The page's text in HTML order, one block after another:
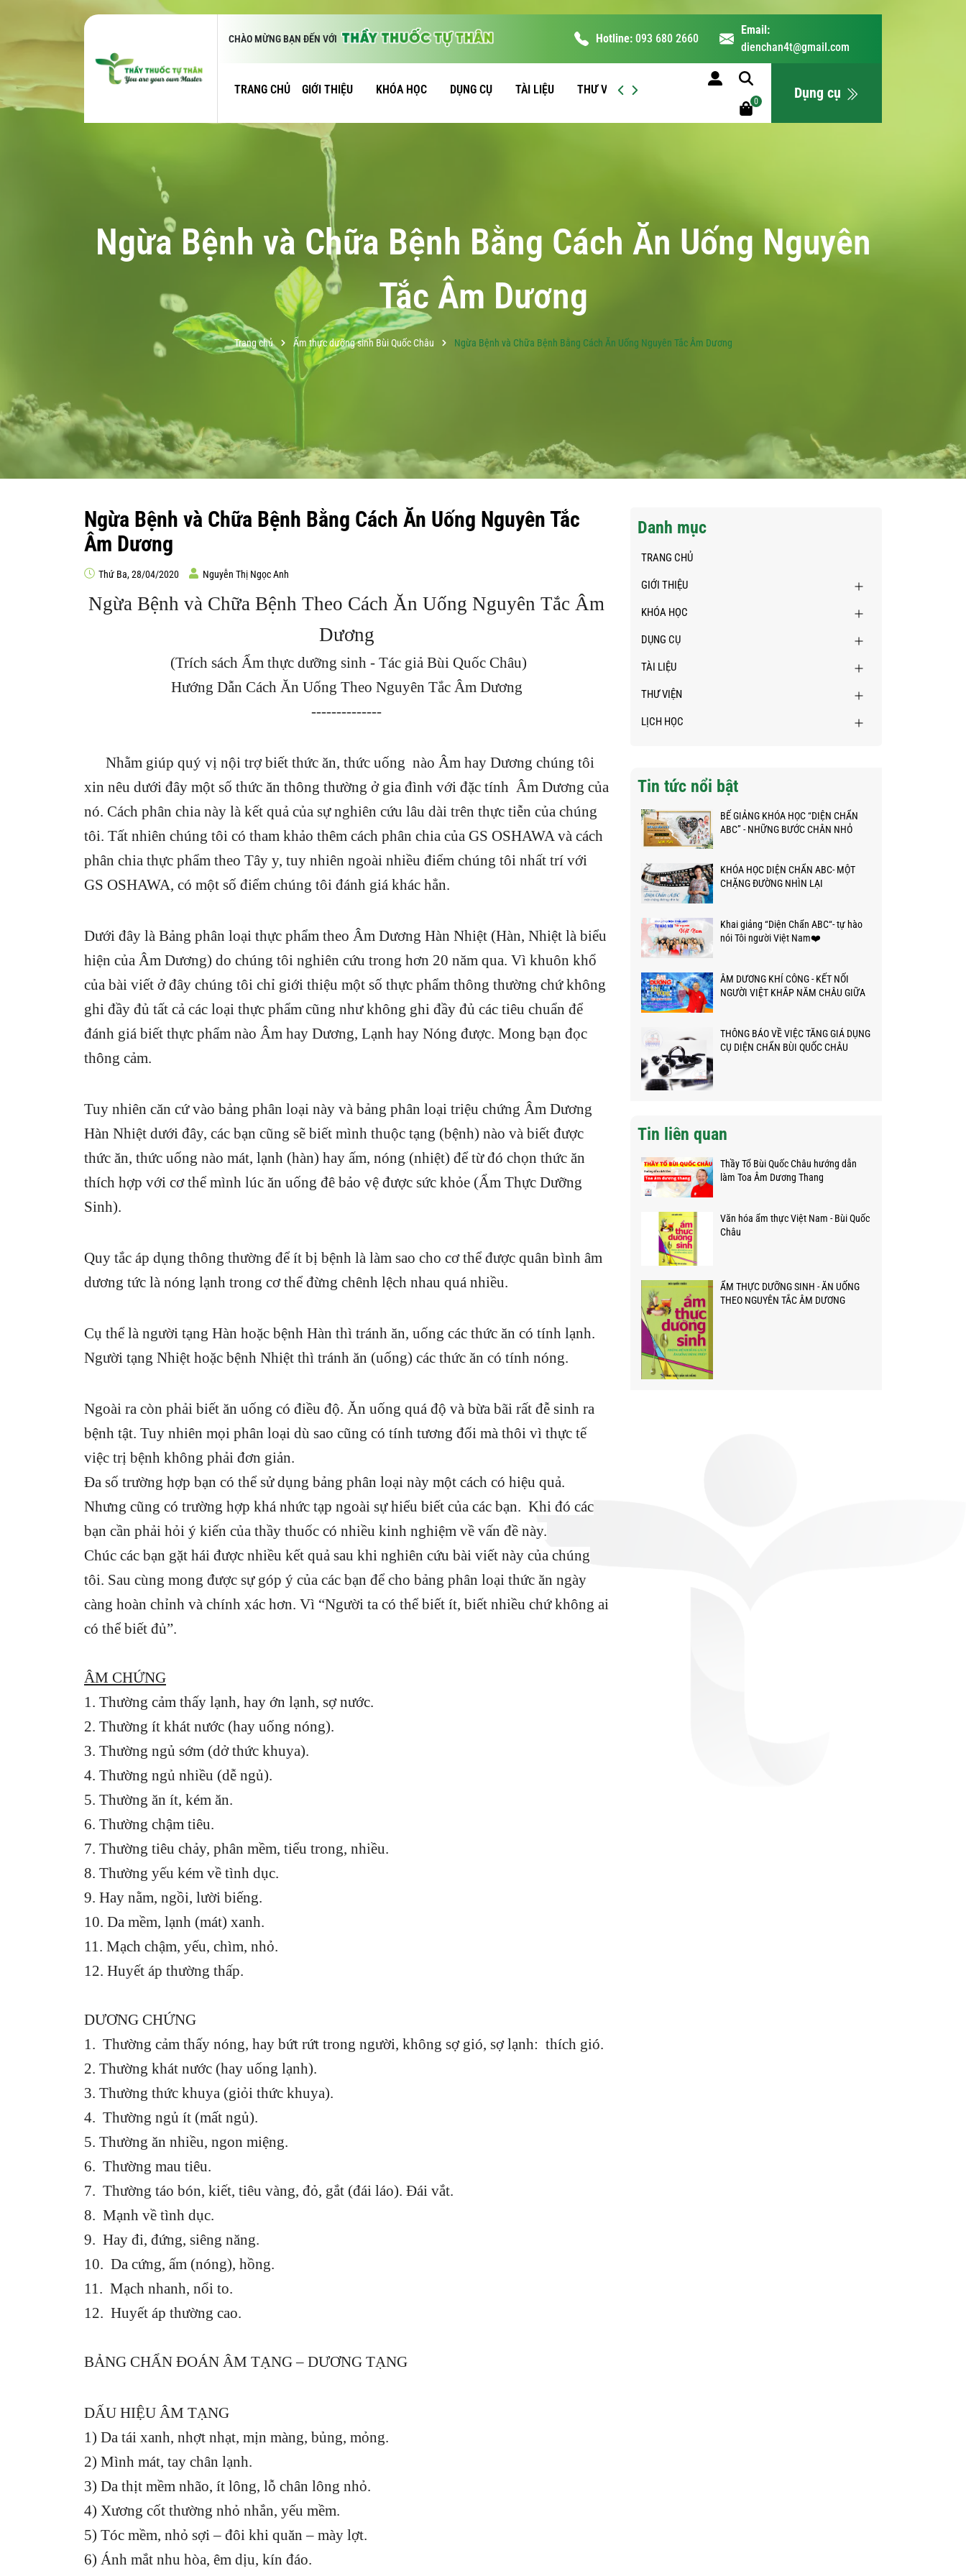
CHÀO MỪNG BẠN ĐẾN VỚI Hotline: 093 680 2660
Email:
dienchan4t@gmail.com
TRANG CHỦ GIỚI THIỆU KHÓA HỌC DỤNG CỤ TÀI LIỆU THƯ VIỆN
0 Dụng cụ
Ngừa Bệnh và Chữa Bệnh Bằng Cách Ăn Uống Nguyên
Tắc Âm Dương
Trang chủ Ẩm thực dưỡng sinh Bùi Quốc Châu Ngừa Bệnh và Chữa Bệnh Bằng Cách Ăn Uống Nguyên Tắc Âm Dương
Ngừa Bệnh và Chữa Bệnh Bằng Cách Ăn Uống Nguyên Tắc
Âm Dương
Thứ Ba, 28/04/2020 Nguyễn Thị Ngọc Anh
Ngừa Bệnh và Chữa Bệnh Theo Cách Ăn Uống Nguyên Tắc Âm
Dương
(Trích sách Ẩm thực dưỡng sinh - Tác giả Bùi Quốc Châu)
Hướng Dẫn Cách Ăn Uống Theo Nguyên Tắc Âm Dương
--------------
Nhằm giúp quý vị nội trợ biết thức ăn, thức uống nào Âm hay Dương chúng tôi
xin nêu dưới đây một số thức ăn thông thường ở gia đình với đặc tính Âm Dương của
nó. Cách phân chia này là kết quả của sự nghiên cứu lâu dài trên thực tiễn của chúng
tôi. Tất nhiên chúng tôi có tham khảo thêm cách phân chia của GS OSHAWA và cách
phân chia thực phẩm theo Tây y, tuy nhiên ngoài nhiều điểm chúng tôi nhất trí với
GS OSHAWA, có một số điểm chúng tôi đánh giá khác hẳn.
Dưới đây là Bảng phân loại thực phẩm theo Âm Dương Hàn Nhiệt (Hàn, Nhiệt là biểu
hiện của Âm Dương) do chúng tôi nghiên cứu trong hơn 20 năm qua. Vì khuôn khổ
của bài viết ở đây chúng tôi chỉ giới thiệu một số thực phẩm thông thường chứ không
ghi đầy đủ tất cả các loại thực phẩm cũng như không ghi đầy đủ các tiêu chuẩn để
đánh giá biết thực phẩm nào Âm hay Dương, Lạnh hay Nóng được. Mong bạn đọc
thông cảm.
Tuy nhiên căn cứ vào bảng phân loại này và bảng phân loại triệu chứng Âm Dương
Hàn Nhiệt dưới đây, các bạn cũng sẽ biết mình thuộc tạng (bệnh) nào và biết được
thức ăn, thức uống nào mát, lạnh (hàn) hay ấm, nóng (nhiệt) để từ đó chọn thức ăn
thích hợp với cơ thể mình lúc ăn uống đê bảo vệ được sức khỏe (Ẩm Thực Dưỡng
Sinh).
Quy tắc áp dụng thông thường để ít bị bệnh là làm sao cho cơ thể được quân bình âm
dương tức là nóng lạnh trong cơ thể đừng chênh lệch nhau quá nhiều.
Cụ thể là người tạng Hàn hoặc bệnh Hàn thì tránh ăn, uống các thức ăn có tính lạnh.
Người tạng Nhiệt hoặc bệnh Nhiệt thì tránh ăn (uống) các thức ăn có tính nóng.
Ngoài ra còn phải biết ăn uống có điều độ. Ăn uống quá độ và bừa bãi rất đễ sinh ra
bệnh tật. Tuy nhiên mọi phân loại dù sao cũng có tính tương đối mà thôi vì thực tế
việc trị bệnh không phải đơn giản.
Đa số trường hợp bạn có thể sử dụng bảng phân loại này một cách có hiệu quả.
Nhưng cũng có trường hợp khá nhức tạp ngoài sự hiểu biết của các bạn. Khi đó các
bạn cần phải hỏi ý kiến của thầy thuốc có nhiều kinh nghiệm về vấn đề này.
Chúc các bạn gặt hái được nhiều kết quả sau khi nghiên cứu bài viết này của chúng
tôi. Sau cùng mong được sự góp ý của các bạn để cho bảng phân loại thức ăn ngày
càng hoàn chỉnh và chính xác hơn. Vì “Người ta có thể biết ít, biết nhiều chứ không ai
có thể biết đủ”.
ÂM CHỨNG
1. Thường cảm thấy lạnh, hay ớn lạnh, sợ nước.
2. Thường ít khát nước (hay uống nóng).
3. Thường ngủ sớm (dở thức khuya).
4. Thường ngủ nhiều (dễ ngủ).
5. Thường ăn ít, kém ăn.
6. Thường chậm tiêu.
7. Thường tiêu chảy, phân mềm, tiểu trong, nhiều.
8. Thường yếu kém về tình dục.
9. Hay nằm, ngồi, lười biếng.
10. Da mềm, lạnh (mát) xanh.
11. Mạch chậm, yếu, chìm, nhỏ.
12. Huyết áp thường thấp.
DƯƠNG CHỨNG
1. Thường cảm thấy nóng, hay bứt rứt trong người, không sợ gió, sợ lạnh: thích gió.
2. Thường khát nước (hay uống lạnh).
3. Thường thức khuya (giỏi thức khuya).
4. Thường ngủ ít (mất ngủ).
5. Thường ăn nhiều, ngon miệng.
6. Thường mau tiêu.
7. Thường táo bón, kiết, tiêu vàng, đỏ, gắt (đái láo). Đái vắt.
8. Mạnh về tình dục.
9. Hay đi, đứng, siêng năng.
10. Da cứng, ấm (nóng), hồng.
11. Mạch nhanh, nổi to.
12. Huyết áp thường cao.
BẢNG CHẨN ĐOÁN ÂM TẠNG – DƯƠNG TẠNG
DẤU HIỆU ÂM TẠNG
1) Da tái xanh, nhợt nhạt, mịn màng, bủng, mỏng.
2) Mình mát, tay chân lạnh.
3) Da thịt mềm nhão, ít lông, lỗ chân lông nhỏ.
4) Xương cốt thường nhỏ nhắn, yếu mềm.
5) Tóc mềm, nhỏ sợi – đôi khi quăn – mày lợt.
6) Ánh mắt nhu hòa, êm dịu, kín đáo.
Danh mục
TRANG CHỦ
GIỚI THIỆU
KHÓA HỌC
DỤNG CỤ
TÀI LIỆU
THƯ VIỆN
LỊCH HỌC
Tin tức nổi bật
BẾ GIẢNG KHÓA HỌC “DIỆN CHẨN
ABC” - NHỮNG BƯỚC CHÂN NHỎ
KHÓA HỌC DIỆN CHẨN ABC- MỘT
CHẶNG ĐƯỜNG NHÌN LẠI
Khai giảng “Diện Chẩn ABC“- tự hào
nói Tôi người Việt Nam❤️
ÂM DƯƠNG KHÍ CÔNG - KẾT NỐI
NGƯỜI VIỆT KHẮP NĂM CHÂU GIỮA
THÔNG BÁO VỀ VIỆC TĂNG GIÁ DỤNG
CỤ DIỆN CHẨN BÙI QUỐC CHÂU
Tin liên quan
Thầy Tổ Bùi Quốc Châu hướng dẫn
làm Toa Âm Dương Thang
Văn hóa ẩm thực Việt Nam - Bùi Quốc
Châu
ẨM THỰC DƯỠNG SINH - ĂN UỐNG
THEO NGUYÊN TẮC ÂM DƯƠNG